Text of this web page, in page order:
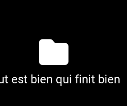
est bien qui finit bien